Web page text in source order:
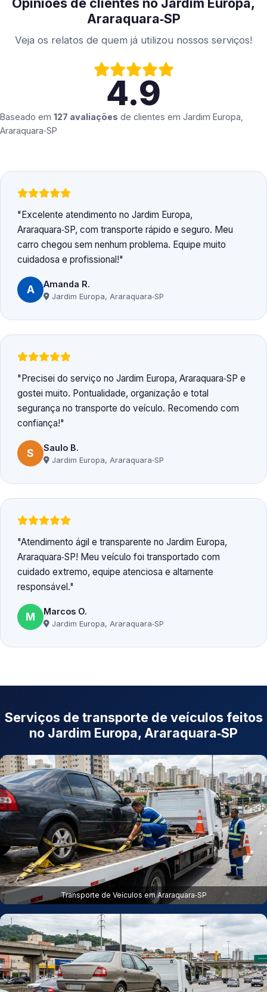
Araraquara‑SP
Veja os relatos de quem já utilizou nossos serviços!
4.9
Baseado em 127 avaliações de clientes em Jardim Europa,
Araraquara‑SP
Excelente atendimento no Jardim Europa,
Araraquara‑SP, com transporte rápido e seguro. Meu
carro chegou sem nenhum problema. Equipe muito
cuidadosa e profissional!
A Amanda R.
Jardim Europa, Araraquara‑SP
Precisei do serviço no Jardim Europa, Araraquara‑SP e
gostei muito. Pontualidade, organização e total
segurança no transporte do veículo. Recomendo com
confiança!
S Saulo B.
Jardim Europa, Araraquara‑SP
Atendimento ágil e transparente no Jardim Europa,
Araraquara‑SP! Meu veículo foi transportado com
cuidado extremo, equipe atenciosa e altamente
responsável.
M Marcos O.
Jardim Europa, Araraquara‑SP
Serviços de transporte de veículos feitos
no Jardim Europa, Araraquara‑SP
Transporte de Veículos em Araraquara‑SP